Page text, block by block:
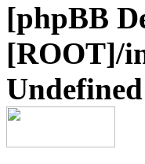
[phpBB
[ROOT]/